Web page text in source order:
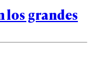
los grandes